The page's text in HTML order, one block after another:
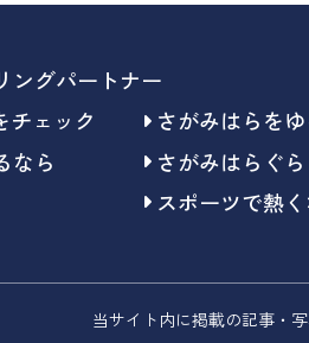
ングパートナー
チェック
さがみはらを
なら
さがみはらぐ
スポーツで熱
当サイト内に掲載の記事・